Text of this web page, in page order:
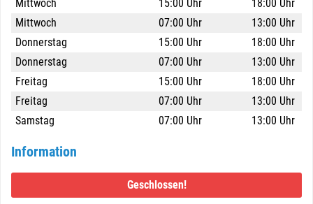
Mittwoch
15:00 Uhr
18:00 Uhr
Mittwoch
07:00 Uhr
13:00 Uhr
Donnerstag
15:00 Uhr
18:00 Uhr
Donnerstag
07:00 Uhr
13:00 Uhr
Freitag
15:00 Uhr
18:00 Uhr
Freitag
07:00 Uhr
13:00 Uhr
Samstag
07:00 Uhr 13:00 Uhr
Information
Geschlossen!